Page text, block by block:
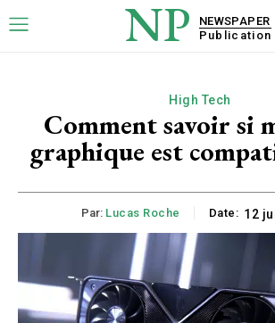
NP
NEWSPAPER
Publication
High Tech
Comment savoir si
graphique est
Par: Lucas Roche Date: 12